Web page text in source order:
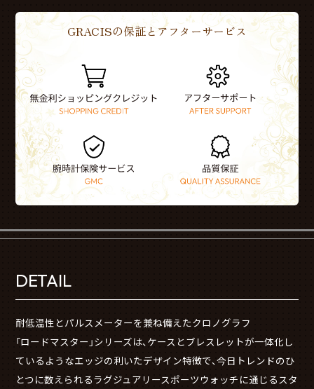
GRACISの保証とアフターサービス
DETAIL
耐低温性とパルスメーターを兼ね備えたクロノグラフ
「ロードマスター」シリーズは、ケースとブレスレットが一体化し
ているようなエッジの利いたデザイン特徴で、今日トレンドのひ
とつに数えられるラグジュアリースポーツウォッチに通じるスタ